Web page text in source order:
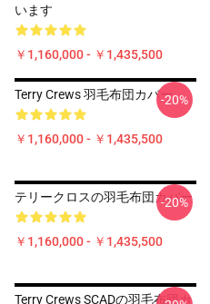
います
￥1,160,000 - ￥1,435,500
Terry Crews 羽毛布団カバー
￥1,160,000 - ￥1,435,500
-20%
テリークロスの羽毛布団カバー
￥1,160,000 - ￥1,435,500
-20%
Terry Crews SCADの羽毛布団カ